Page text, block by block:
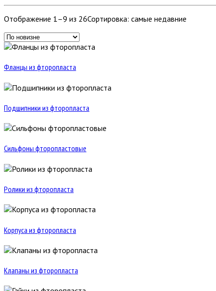
Отображение 1–9 из 26Сортировка: самые недавние
Фланцы из фторопласта
Подшипники из фторопласта
Сильфоны фторопластовые
Ролики из фторопласта
Корпуса из фторопласта
Клапаны из фторопласта